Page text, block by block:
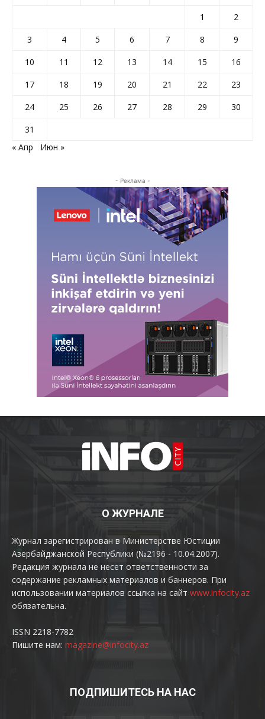
1
2
3
4 5 6 7 8
9
10
11 12 13 14 15
16
17
18 19 20 21 22
23
24
25 26 27 28 29
30
31
« Апр
Июн »
- Реклама -
О ЖУРНАЛЕ
Журнал зарегистрирован в Министерстве Юстиции
Азербайджанской Республики (№2196 - 10.04.2007).
Редакция журнала не несет ответственности за
содержание рекламных материалов и баннеров. При
использовании материалов ссылка на сайт www.infocity.az
обязательна.
ISSN 2218-7782
Пишите нам: magazine@infocity.az
ПОДПИШИТЕСЬ НА НАС